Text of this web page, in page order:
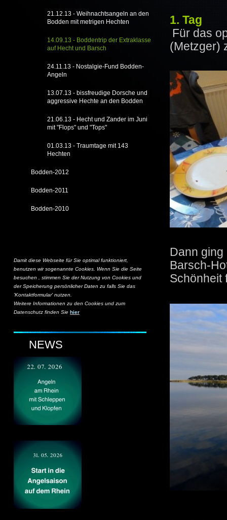
21.12.13 - Weihnachtsangeln an den
Bodden mit metrigen Hechten
14.09.13 - Boddentrip der Extraklasse
auf Hecht und Barsch
24.11.13 - Nostalgie-Fund Bodden-
Angeln
13.07.13 - bissfreudige Dorsche und
aggressive Hechte an den Bodden
21.06.13 - Hecht und Zander im Juni
mit "Flops" und "Tops"
01.03.13 - Traumtage mit 143
Hechten
Bodden-2012
Bodden-2011
Bodden-2010
Damit diese Webseite für Sie optimal funktioniert,
benutzen wir sogenannte Cookies. Wenn Sie die Seite
besuchen , stimmen Sie der Nutzung von Cookies und
der Speicherung persönlicher Daten zu falls Sie das
'Kontaktformular' nutzen.
Weitere Informationen zu den Cookies und zum
Datenschutz finden Sie hier
NEWS
1. Tag
Für das
(Metzger)
Dann
Barsch-
Schönheit